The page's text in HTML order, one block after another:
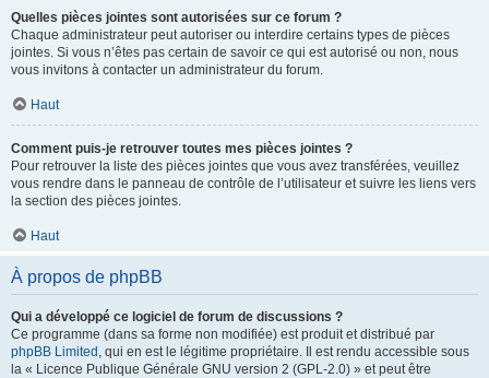
Quelles pièces jointes sont autorisées sur ce forum ?
Chaque administrateur peut autoriser ou interdire certains types de pièces
jointes. Si vous n’êtes pas certain de savoir ce qui est autorisé ou non, nous
vous invitons à contacter un administrateur du forum.
Haut
Comment puis-je retrouver toutes mes pièces jointes ?
Pour retrouver la liste des pièces jointes que vous avez transférées, veuillez
vous rendre dans le panneau de contrôle de l’utilisateur et suivre les liens vers
la section des pièces jointes.
Haut
À propos de phpBB
Qui a développé ce logiciel de forum de discussions ?
Ce programme (dans sa forme non modifiée) est produit et distribué par
phpBB Limited , qui en est le légitime propriétaire. Il est rendu accessible sous
la « Licence Publique Générale GNU version 2 (GPL-2.0) » et peut être